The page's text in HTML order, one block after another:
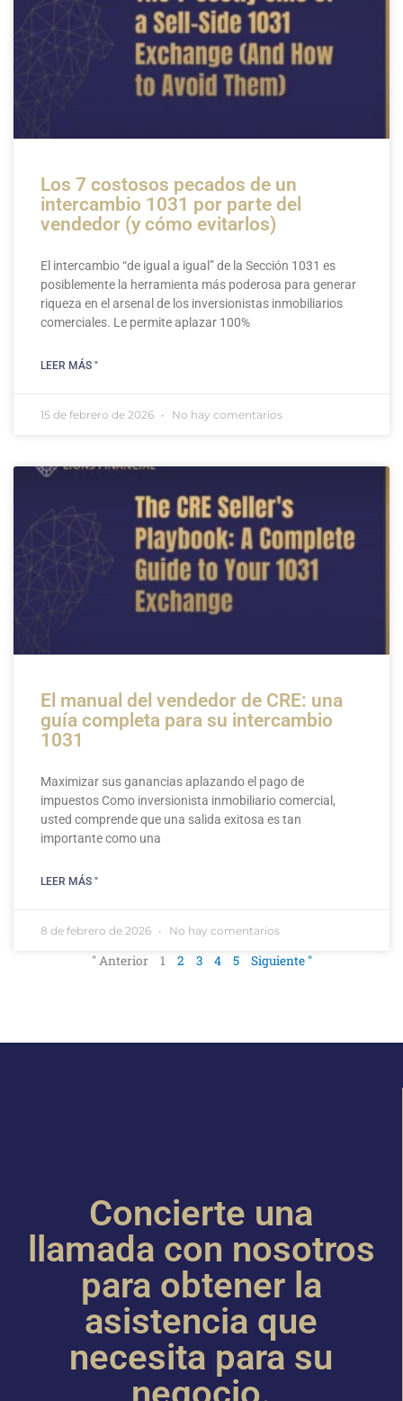
Los 7 costosos pecados de un
intercambio 1031 por parte del
vendedor (y cómo evitarlos)
El intercambio “de igual a igual” de la Sección 1031 es
posiblemente la herramienta más poderosa para generar
riqueza en el arsenal de los inversionistas inmobiliarios
comerciales. Le permite aplazar 100%
LEER MÁS "
15 de febrero de 2026 No hay comentarios
El manual del vendedor de CRE: una
guía completa para su intercambio
1031
Maximizar sus ganancias aplazando el pago de
impuestos Como inversionista inmobiliario comercial,
usted comprende que una salida exitosa es tan
importante como una
LEER MÁS "
8 de febrero de 2026 No hay comentarios
" Anterior 1 2 3 4 5 Siguiente "
Concierte una
llamada con nosotros
para obtener la
asistencia que
necesita para su